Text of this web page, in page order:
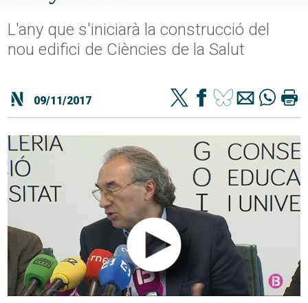
L'any que s'iniciarà la construcció del
nou edifici de Ciències de la Salut
09/11/2017